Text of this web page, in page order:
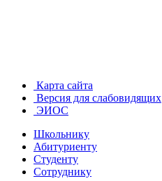
Карта сайта
Версия для слабовидящих
ЭИОС
Школьнику
Абитуриенту
Студенту
Сотруднику